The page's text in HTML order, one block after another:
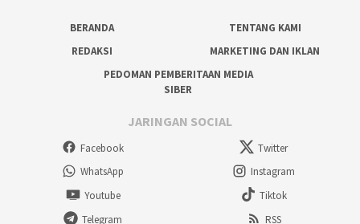
BERANDA
TENTANG KAMI
REDAKSI
MARKETING DAN IKLAN
PEDOMAN PEMBERITAAN MEDIA
SIBER
JARINGAN SOCIAL
Facebook
Twitter
WhatsApp
Instagram
Youtube
Tiktok
Telegram
RSS